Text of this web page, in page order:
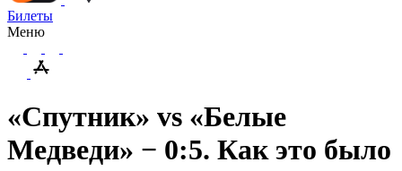
Билеты
Меню
«Спутник» vs «Белые
Медведи» − 0:5. Как это было